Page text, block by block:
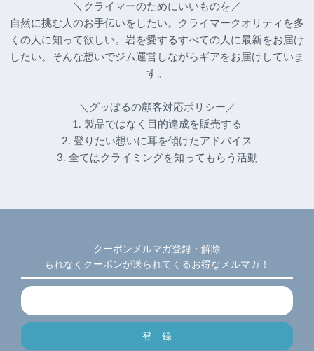
＼クライマーのためにいいものを／
自然に挑む人のお手伝いをしたい。クライマークオリティを多
くの人に知って欲しい。岩を愛するすべての人に最新をお届け
したい。そんな想いでジム運営しながらギアをお届けしていま
す。
＼グッぼるの顧客対応ポリシー／
1. 製品ではなく目的達成を販売する
2. 登りたい想いに耳を傾けたアドバイス
3. 全てはクライミングを知ってもらう活動
クーポンメルマガ登録・解除
もれなくクーポンが送られてくるお得なメルマガ！